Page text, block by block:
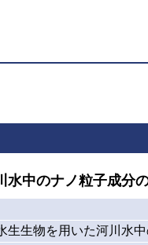
中のナノ粒子成分
生生物を用いた河川水